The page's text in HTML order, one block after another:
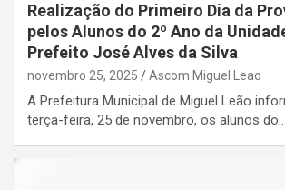
Realização do Primeiro Dia da
pelos Alunos do 2º Ano da
Prefeito José Alves da Silva
novembro 25, 2025 Ascom Miguel Leao
A Prefeitura Municipal de Miguel Leão
terça-feira, 25 de novembro, os alunos do…